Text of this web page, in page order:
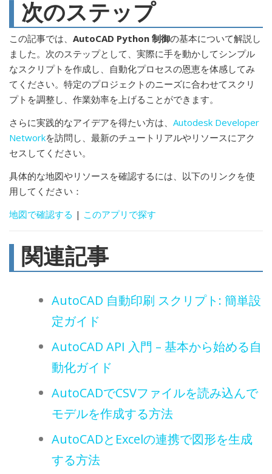
次のステップ
この記事では、 AutoCAD Python 制御の基本について解説し
ました。次のステップとして、実際に手を動かしてシンプル
なスクリプトを作成し、自動化プロセスの恩恵を体感してみ
てください。特定のプロジェクトのニーズに合わせてスクリ
プトを調整し、作業効率を上げることができます。
さらに実践的なアイデアを得たい方は、 Autodesk Developer
Networkを訪問し、最新のチュートリアルやリソースにアク
セスしてください。
具体的な地図やリソースを確認するには、以下のリンクを使
用してください：
地図で確認する | このアプリで探す
関連記事
AutoCAD 自動印刷 スクリプト: 簡単設
定ガイド
AutoCAD API 入門 – 基本から始める自
動化ガイド
AutoCADでCSVファイルを読み込んで
モデルを作成する方法
AutoCADとExcelの連携で図形を生成
する方法